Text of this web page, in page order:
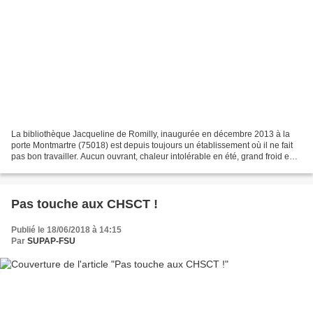
La bibliothèque Jacqueline de Romilly, inaugurée en décembre 2013 à la
porte Montmartre (75018) est depuis toujours un établissement où il ne fait
pas bon travailler. Aucun ouvrant, chaleur intolérable en été, grand froid en
Pas touche aux CHSCT !
Publié le 18/06/2018 à 14:15
Par SUPAP-FSU